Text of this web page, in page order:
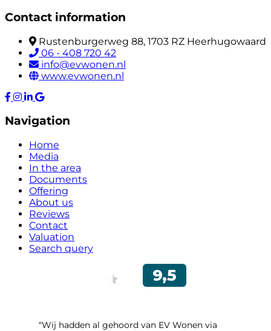
Contact information
Rustenburgerweg 88, 1703 RZ Heerhugowaard
06 - 408 720 42
info@evwonen.nl
www.evwonen.nl
Navigation
Home
Media
In the area
Documents
Offering
About us
Reviews
Contact
Valuation
Search query
“Wij hadden al gehoord van EV Wonen via